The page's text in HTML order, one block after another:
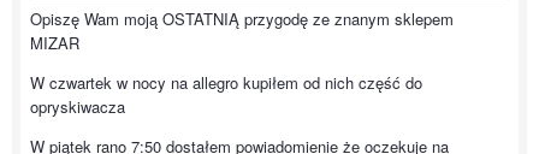
Opiszę Wam moją OSTATNIĄ przygodę ze znanym sklepem
MIZAR
W czwartek w nocy na allegro kupiłem od nich część do
opryskiwacza
W piątek rano 7:50 dostałem powiadomienie że oczekuje na